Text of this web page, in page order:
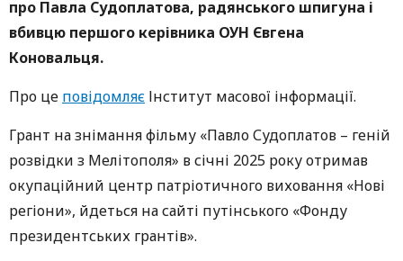
про Павла Судоплатова, радянського шпигуна і
вбивцю першого керівника ОУН Євгена
Коновальця.
Про це повідомляє Інститут масової інформації.
Грант на знімання фільму «Павло Судоплатов – геній
розвідки з Мелітополя» в січні 2025 року отримав
окупаційний центр патріотичного виховання «Нові
регіони», йдеться на сайті путінського «Фонду
президентських грантів».